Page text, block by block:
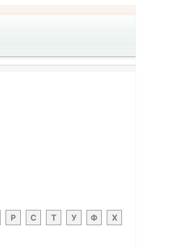
Р С Т У Ф Х